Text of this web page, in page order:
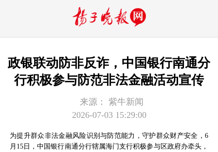
政银联动防非反诈，中国银行南通分
行积极参与防范非法金融活动宣传
来源：
紫牛新闻
2026-07-03 15:29:00
为提升群众非法金融风险识别与防范能力，守护群众财产安全，6
月15日，中国银行南通分行辖属海门支行积极参与区政府办牵头，